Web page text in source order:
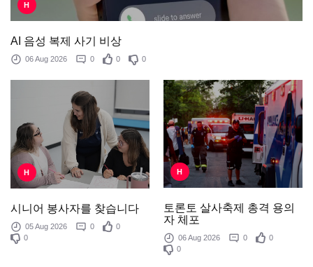
H
AI 음성 복제 사기 비상
06 Aug 2026 0 0 0
H
시니어 봉사자를 찾습니다
05 Aug 2026 0
0
0
H
토론토 살사축제 총격 용의
자 체포
06 Aug 2026 0
0
0